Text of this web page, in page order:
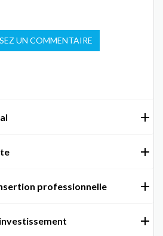
UN COMMENTAIRE
professionnelle